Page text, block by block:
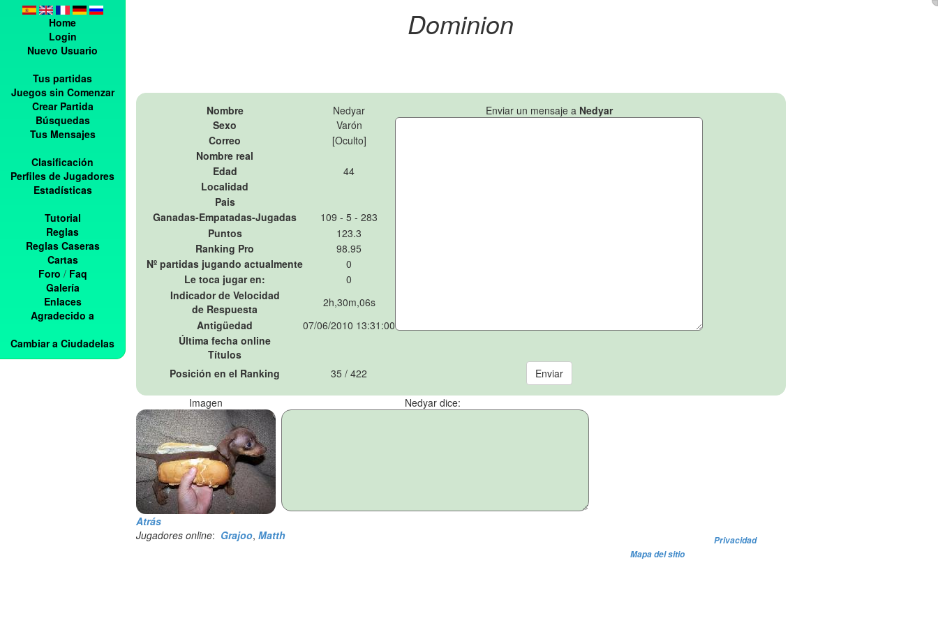
Home
Login
Nuevo Usuario
Tus partidas
Juegos sin Comenzar
Crear Partida
Búsquedas
Tus Mensajes
Clasificación
Perfiles de Jugadores
Estadísticas
Tutorial
Reglas
Reglas Caseras
Cartas
Foro / Faq
Galería
Enlaces
Agradecido a
Cambiar a Ciudadelas
Dominion
Nombre Nedyar Enviar un mensaje a Nedyar
Sexo
Varón
Correo
[Oculto]
Nombre real
Edad
44
Localidad
Pais
Ganadas-Empatadas-Jugadas
109 - 5 - 283
Puntos
123.3
Ranking Pro
98.95
Nº partidas jugando actualmente
0
Le toca jugar en:
0
Indicador de Velocidad
de Respuesta
2h,30m,06s
Antigüedad
07/06/2010 13:31:00
Última fecha online
Títulos
Posición en el Ranking
35 / 422
Imagen Nedyar dice:
Atrás
Jugadores online: Grajoo, Matth
Privacidad
Mapa del sitio